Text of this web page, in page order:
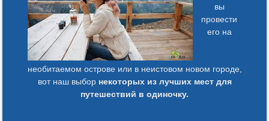
вы
провести
его на
необитаемом острове или в неистовом новом городе,
вот наш выбор некоторых из лучших мест для
путешествий в одиночку.